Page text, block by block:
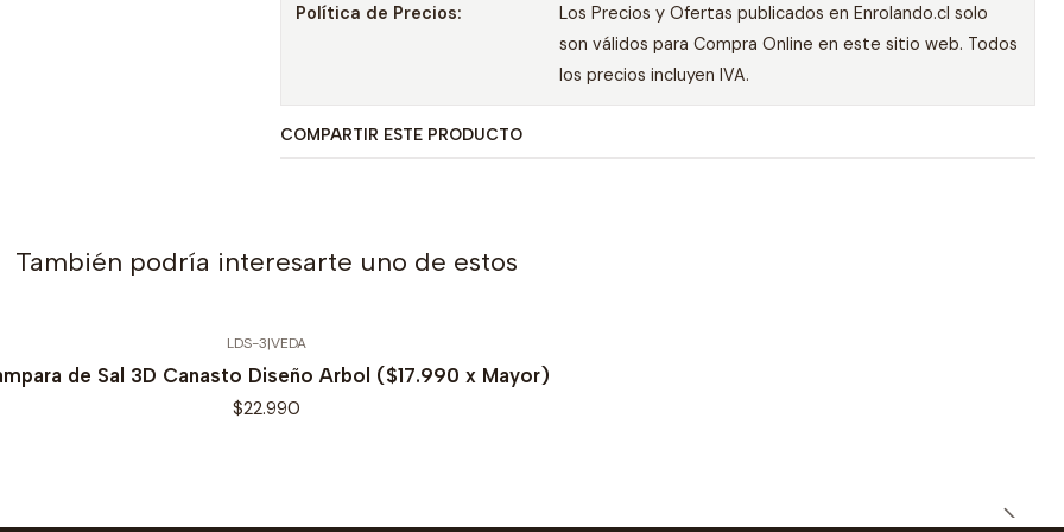
Política de Precios:
Los Precios y Ofertas publicados en Enrolando.cl solo
son válidos para Compra Online en este sitio web. Todos
los precios incluyen IVA.
COMPARTIR ESTE PRODUCTO
También podría interesarte uno de estos
LDS-3|VEDA
de Sal 3D Canasto Diseño Arbol ($17.990 x Mayor)
$22.990